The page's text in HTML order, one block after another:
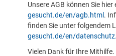
Unsere AGB können Sie hier
gesucht.de/en/agb.html .
finden Sie unter folgendem
gesucht.de/en/
Vielen Dank für Ihre Mithilfe.